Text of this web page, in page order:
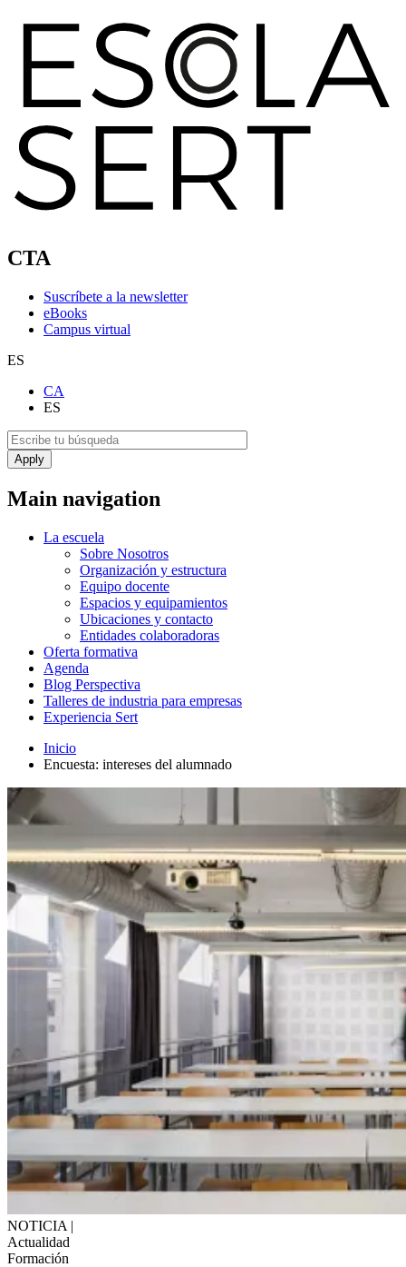
CTA
Suscríbete a la newsletter
eBooks
Campus virtual
ES
CA
ES
Main navigation
La escuela
Sobre Nosotros
Organización y estructura
Equipo docente
Espacios y equipamientos
Ubicaciones y contacto
Entidades colaboradoras
Oferta formativa
Agenda
Blog Perspectiva
Talleres de industria para empresas
Experiencia Sert
Inicio
Encuesta: intereses del alumnado
NOTICIA |
Actualidad
Formación